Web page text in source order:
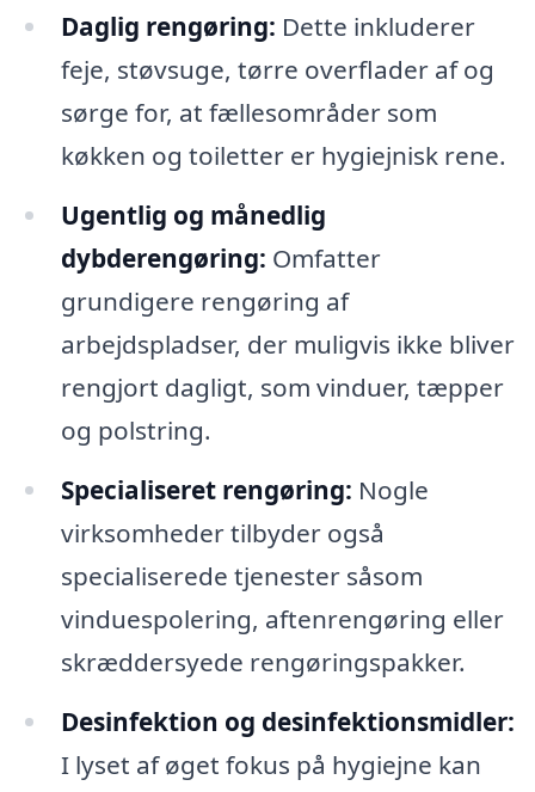
Daglig rengøring: Dette inkluderer
feje, støvsuge, tørre overflader af og
sørge for, at fællesområder som
køkken og toiletter er hygiejnisk rene.
Ugentlig og månedlig
dybderengøring: Omfatter
grundigere rengøring af
arbejdspladser, der muligvis ikke bliver
rengjort dagligt, som vinduer, tæpper
og polstring.
Specialiseret rengøring: Nogle
virksomheder tilbyder også
specialiserede tjenester såsom
vinduespolering, aftenrengøring eller
skræddersyede rengøringspakker.
Desinfektion og desinfektionsmidler:
I lyset af øget fokus på hygiejne kan